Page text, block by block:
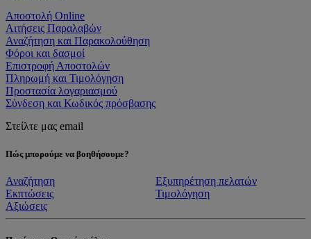
Αποστολή Online
Αιτήσεις Παραλαβών
Αναζήτηση και Παρακολούθηση
Φόροι και δασμοί
Επιστροφή Αποστολών
Πληρωμή και Τιμολόγηση
Προστασία λογαριασμού
Σύνδεση και Κωδικός πρόσβασης
Στείλτε μας email
Πώς μπορούμε να βοηθήσουμε?
Αναζήτηση
Εξυπηρέτηση πελατών
Εκπτώσεις
Τιμολόγηση
Αξιώσεις